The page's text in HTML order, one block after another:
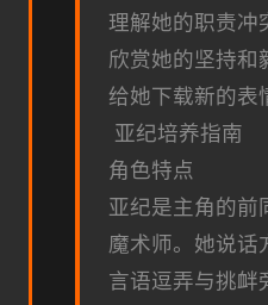
理解她的职责冲
欣赏她的坚持和
给她下载新的表
亚纪培养指南
角色特点
亚纪是主角的前
魔术师。她说话
言语逗弄与挑衅